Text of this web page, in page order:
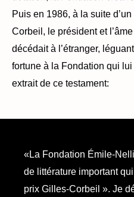
Puis en 1986, à la suite
Corbeil, le président et
décédait à l’étranger,
fortune à la Fondation qui
extrait de ce testament:
«La Fondation Émile-
de littérature important
prix Gilles-Corbeil ». Je